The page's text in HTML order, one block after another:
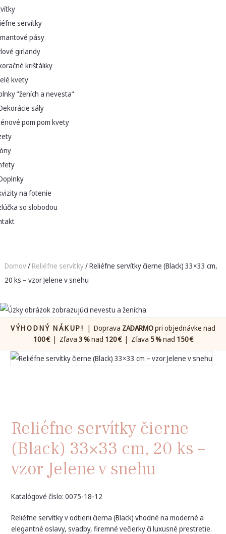
servítky
pásy
girlandy
krištáliky
kvety
"ženích a nevesta"
sály
pom pom kvety
na fotenie
so slobodou
Domov/ Reliéfne servítky/ Reliéfne servítky čierne (Black) 33×33 cm,
20 ks – vzor Jelene v snehu
VÝHODNÝ NÁKUP! | Doprava ZADARMOpri objednávke nad
100 €| Zľava 3 %nad 120 €| Zľava 5 %nad 150 €
Reliéfne servítky čierne
(Black) 33×33 cm, 20 ks –
vzor Jelene v snehu
Katalógové číslo: 0075-18-12
Reliéfne servítky v odtieni čierna (Black) vhodné na moderné a
elegantné oslavy, svadby, firemné večierky či luxusné prestretie.